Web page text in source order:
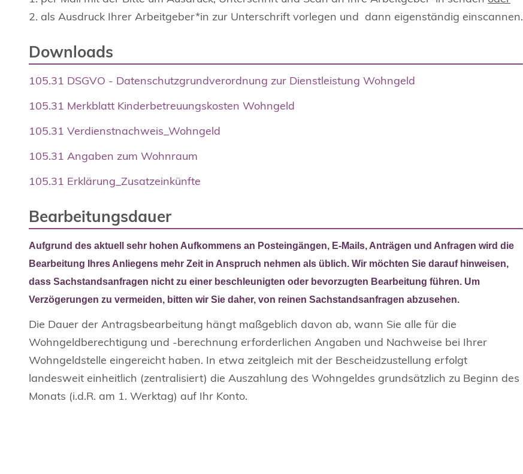
2. als Ausdruck Ihrer Arbeitgeber*in zur Unterschrift vorlegen und dann eigenständig einscannen.
Downloads
105.31 DSGVO - Datenschutzgrundverordnung zur Dienstleistung Wohngeld
105.31 Merkblatt Kinderbetreuungskosten Wohngeld
105.31 Verdienstnachweis_Wohngeld
105.31 Angaben zum Wohnraum
105.31 Erklärung_Zusatzeinkünfte
Bearbeitungsdauer
Aufgrund des aktuell sehr hohen Aufkommens an Posteingängen, E-Mails, Anträgen und Anfragen wird die
Bearbeitung Ihres Anliegens mehr Zeit in Anspruch nehmen als üblich. Wir möchten Sie darauf hinweisen,
dass Sachstandsanfragen nicht zu einer beschleunigten oder bevorzugten Bearbeitung führen. Um
Verzögerungen zu vermeiden, bitten wir Sie daher, von reinen Sachstandsanfragen abzusehen.
Die Dauer der Antragsbearbeitung hängt maßgeblich davon ab, wann Sie alle für die
Wohngeldberechtigung und -berechnung erforderlichen Angaben und Nachweise bei Ihrer
Wohngeldstelle eingereicht haben. In etwa zeitgleich mit der Bescheidzustellung erfolgt
landesweit einheitlich (zentralisiert) die Auszahlung des Wohngeldes grundsätzlich zu Beginn des
Monats (i.d.R. am 1. Werktag) auf Ihr Konto.